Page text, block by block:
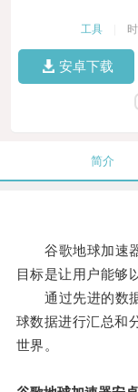
工具
安卓下载
简介
谷歌地球加速器
目标是让用户能够
通过先进的数据
球数据进行汇总和
世界。